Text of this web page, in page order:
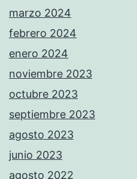
marzo 2024
febrero 2024
enero 2024
noviembre 2023
octubre 2023
septiembre 2023
agosto 2023
junio 2023
agosto 2022